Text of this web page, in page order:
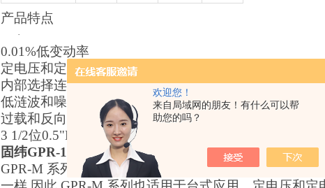
欢迎您！
来自局域网的朋友！有什么可以帮
助您的吗？
产品特点
·
0.01%低变动率
定电压和定电流模式
内部选择连续或动态负载
低涟波和噪声
过载和反向极性保护
3 1/2位0.5"LED显示
固纬GPR-1810HD 单通道直流电源
产品叙述
GPR-M 系列是一款单路输出、180W的线性直流电源